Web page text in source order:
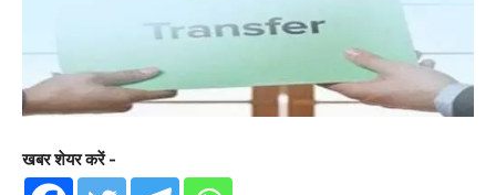
खबर शेयर करें -